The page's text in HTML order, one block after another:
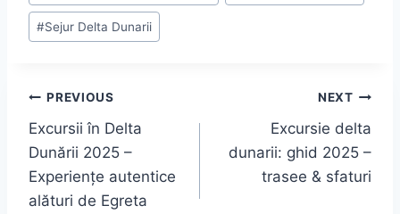
#Sejur Delta Dunarii
Navigare
în
articole
PREVIOUS
Excursii în Delta
Dunării 2025 –
Experiențe autentice
alături de Egreta
NEXT
Excursie delta
dunarii: ghid 2025 –
trasee & sfaturi